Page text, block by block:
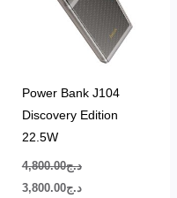
Power Bank J104
Discovery Edition
22.5W
د.ج4,800.00
د.ج3,800.00